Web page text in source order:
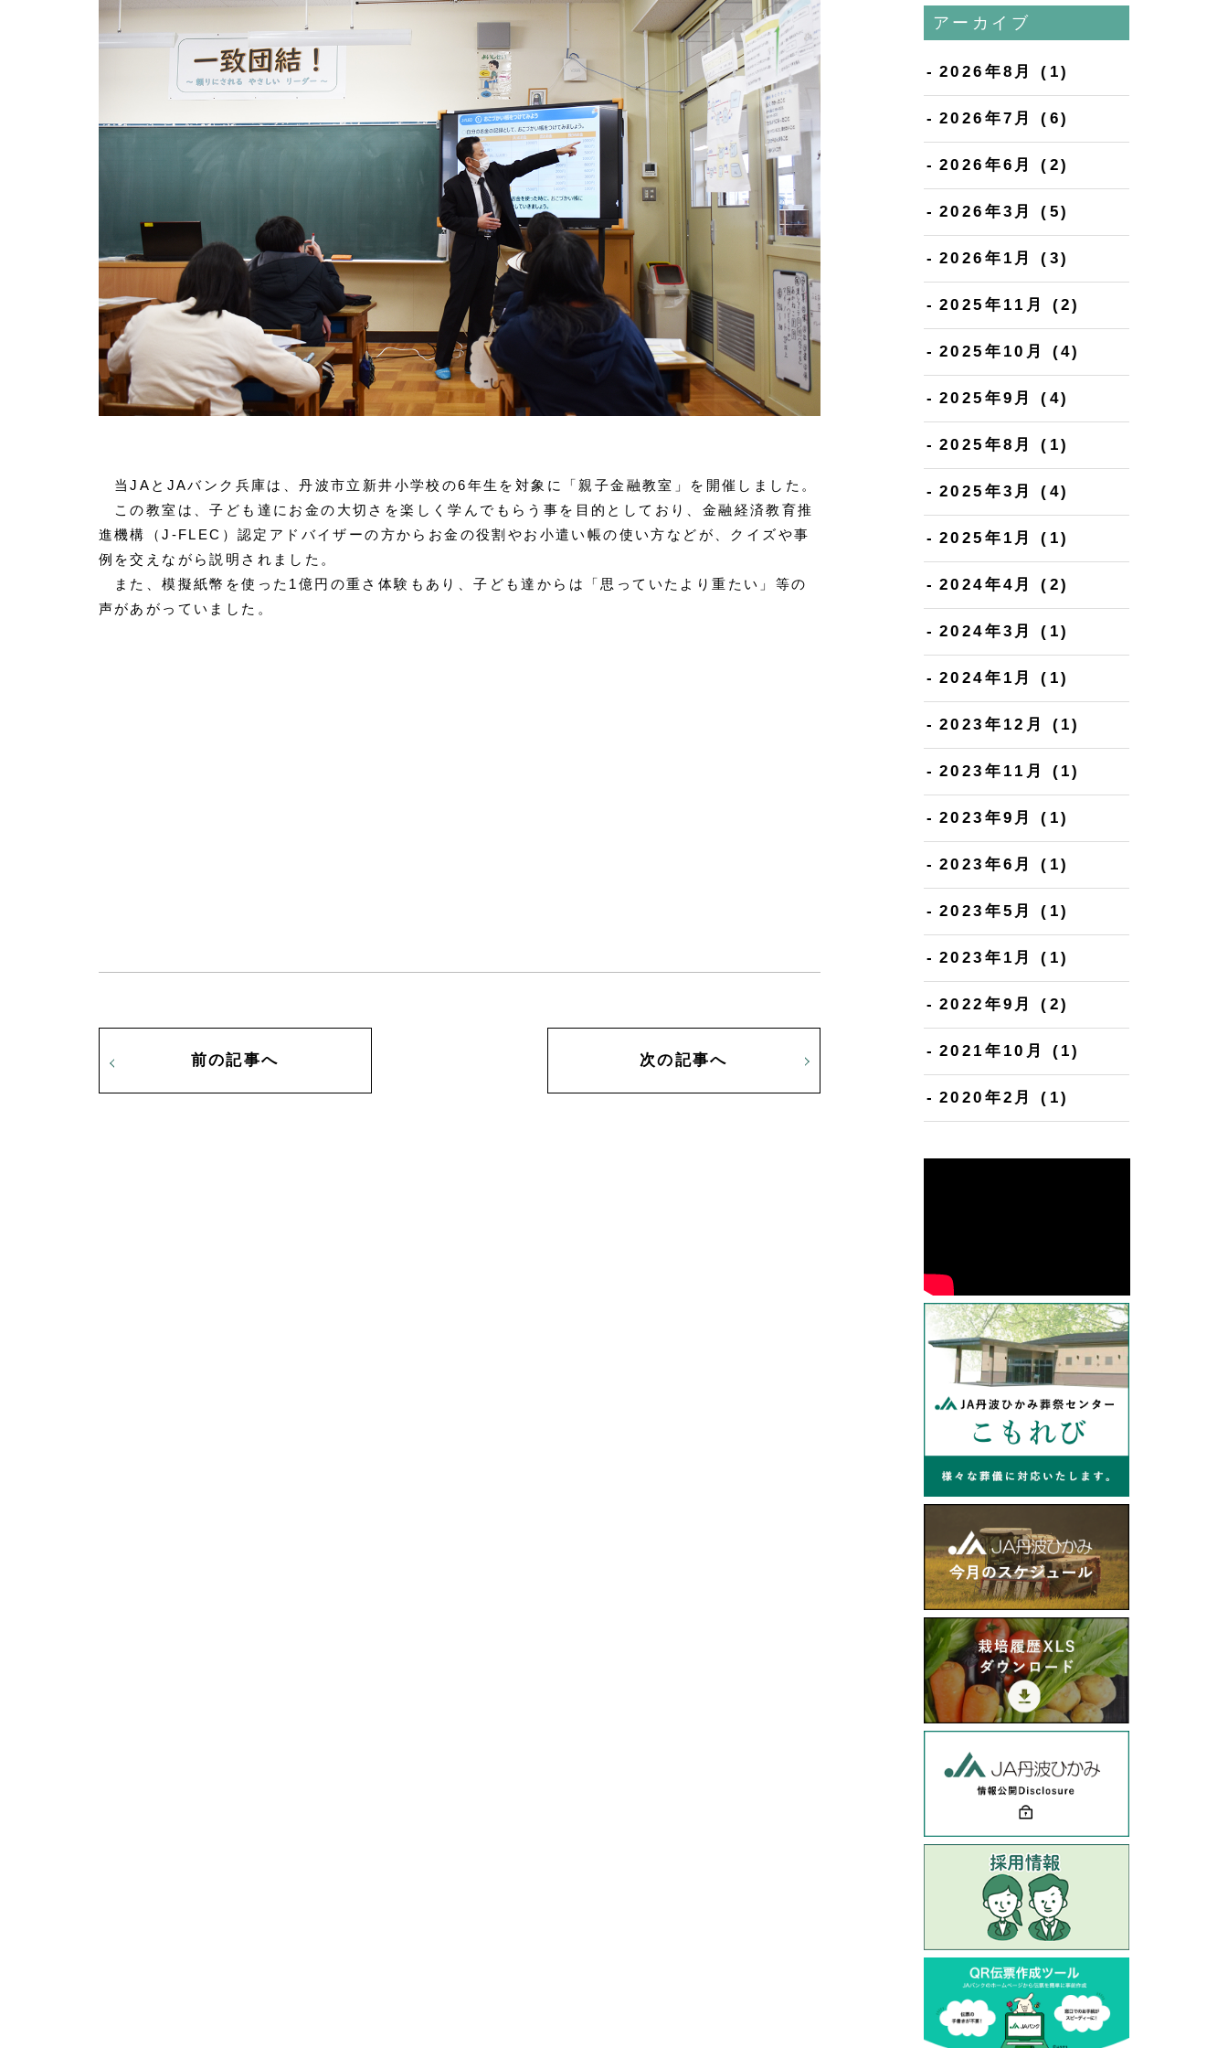
当JA と JAバンク兵庫は、丹波市立新井小学校の6年生を対象に「親子金融教室」を開催しました。
この教室は、子ども達にお金の大切さを楽しく学んでもらう事を目的としており、金融経済教育推
進機構（J-FLEC ）認定アドバイザーの方からお金の役割やお小遣い帳の使い方などが、クイズや事
例を交えながら説明されました。
また、模擬紙幣を使った 1 億円の重さ体験もあり、子ども達からは「思っていたより重たい」等の
声があがっていました。
前の記事へ 次の記事へ
アーカイブ
2026年8月 (1)
2026年7月 (6)
2026年6月 (2)
2026年3月 (5)
2026年1月 (3)
2025年11月 (2)
2025年10月 (4)
2025年9月 (4)
2025年8月 (1)
2025年3月 (4)
2025年1月 (1)
2024年4月 (2)
2024年3月 (1)
2024年1月 (1)
2023年12月 (1)
2023年11月 (1)
2023年9月 (1)
2023年6月 (1)
2023年5月 (1)
2023年1月 (1)
2022年9月 (2)
2021年10月 (1)
2020年2月 (1)